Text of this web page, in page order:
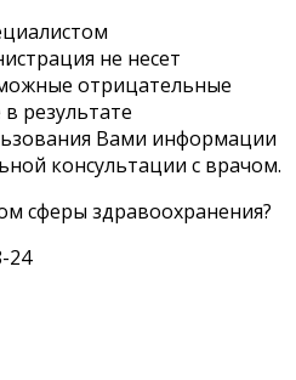
не несет
отрицательные
результате
Вами информации
консультации с врачом.
сферы здравоохранения?
24